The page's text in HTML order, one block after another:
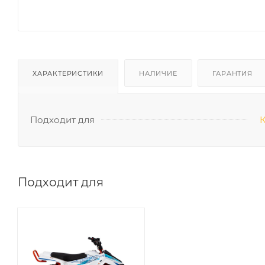
ХАРАКТЕРИСТИКИ НАЛИЧИЕ ГАРАНТИЯ
Подходит для
Подходит для